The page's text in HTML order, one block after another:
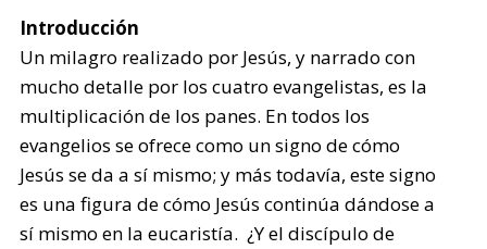
Introducción
Un milagro realizado por Jesús, y narrado con
mucho detalle por los cuatro evangelistas, es la
multiplicación de los panes. En todos los
evangelios se ofrece como un signo de cómo
Jesús se da a sí mismo; y más todavía, este signo
es una figura de cómo Jesús continúa dándose a
sí mismo en la eucaristía. ¿Y el discípulo de